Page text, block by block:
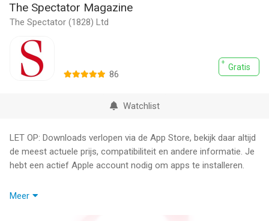
The Spectator Magazine
The Spectator (1828) Ltd
Gratis
86
Watchlist
LET OP: Downloads verlopen via de App Store, bekijk daar altijd
de meest actuele prijs, compatibiliteit en andere informatie. Je
hebt een actief Apple account nodig om apps te installeren.
The Spectator app is a subscriber exclusive that gives you the
Meer